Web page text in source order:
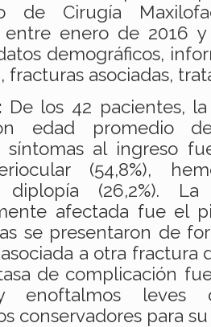
de Cirugía
entre enero de 2016
demográficos,
fracturas asociadas,
De los 42 pacientes,
edad promedio
síntomas al ingreso
(54,8%),
diplopía (26,2%).
afectada fue el
se presentaron de
a otra fractura
de complicación
enoftalmos leves
conservadores para